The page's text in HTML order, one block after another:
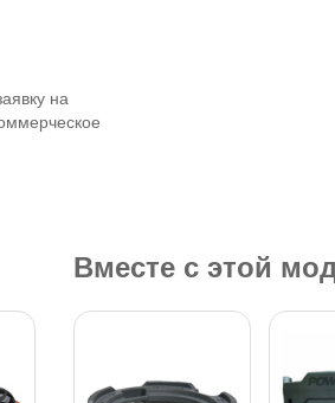
на
Вместе с этой